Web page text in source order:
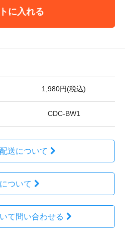
に入れる
1,980円(税込)
CDC-BW1
送について
ついて
て問い合わせる